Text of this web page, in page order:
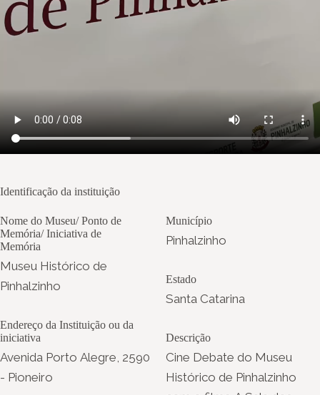
Identificação da instituição
Nome do Museu/ Ponto de
Memória/ Iniciativa de
Memória
Museu Histórico de
Pinhalzinho
Endereço da Instituição ou da
iniciativa
Avenida Porto Alegre, 2590
- Pioneiro
Município
Pinhalzinho
Estado
Santa Catarina
Descrição
Cine Debate do Museu
Histórico de Pinhalzinho